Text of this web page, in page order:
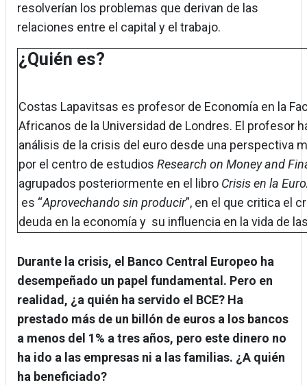
resolverían los problemas que derivan de las
relaciones entre el capital y el trabajo.
¿Quién es?
Costas Lapavitsas es profesor de Economía en la
Africanos de la Universidad de Londres. El profesor
análisis de la crisis del euro desde una perspectiva
por el centro de estudios Research on Money and
agrupados posteriormente en el libro Crisis en la
es “Aprovechando sin producir”, en el que critica el
deuda en la economía y su influencia en la vida de
Durante la crisis, el Banco Central Europeo ha
desempeñado un papel fundamental. Pero en
realidad, ¿a quién ha servido el BCE? Ha
prestado más de un billón de euros a los bancos
a menos del 1% a tres años, pero este dinero no
ha ido a las empresas ni a las familias. ¿A quién
ha beneficiado?